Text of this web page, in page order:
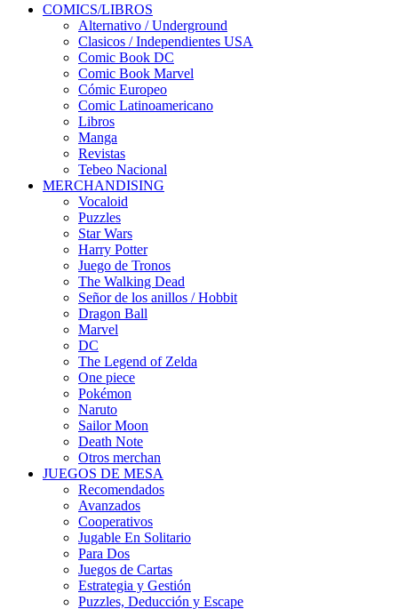
COMICS/LIBROS
Alternativo / Underground
Clasicos / Independientes USA
Comic Book DC
Comic Book Marvel
Cómic Europeo
Comic Latinoamericano
Libros
Manga
Revistas
Tebeo Nacional
MERCHANDISING
Vocaloid
Puzzles
Star Wars
Harry Potter
Juego de Tronos
The Walking Dead
Señor de los anillos / Hobbit
Dragon Ball
Marvel
DC
The Legend of Zelda
One piece
Pokémon
Naruto
Sailor Moon
Death Note
Otros merchan
JUEGOS DE MESA
Recomendados
Avanzados
Cooperativos
Jugable En Solitario
Para Dos
Juegos de Cartas
Estrategia y Gestión
Puzzles, Deducción y Escape